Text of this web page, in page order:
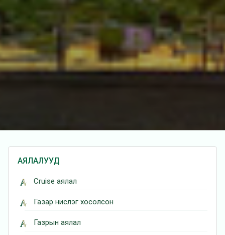
АЯЛАЛУУД
Cruise аялал
Газар нислэг хосолсон
Газрын аялал